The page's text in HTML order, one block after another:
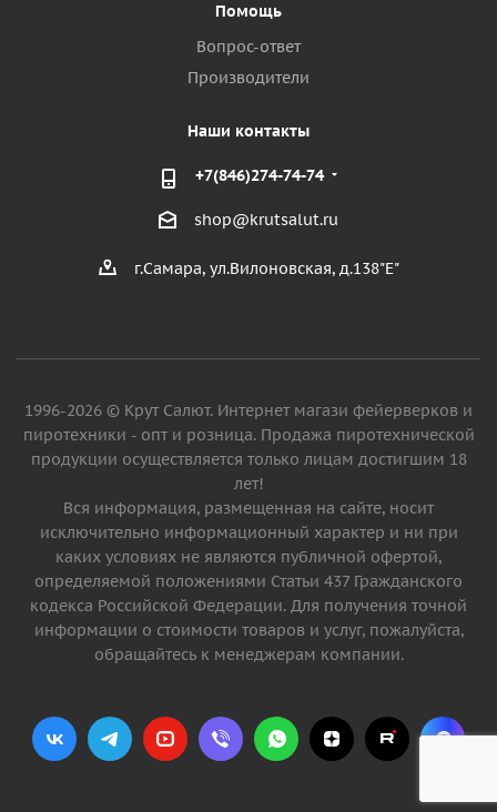
Помощь
Вопрос-ответ
Производители
Наши контакты
+7(846)274-74-74
shop@krutsalut.ru
г.Самара, ул.Вилоновская, д.138"Е"
1996-2026 © Крут Салют. Интернет магази фейерверков и
пиротехники - опт и розница. Продажа пиротехнической
продукции осуществляется только лицам достигшим 18
лет!
Вся информация, размещенная на сайте, носит
исключительно информационный характер и ни при
каких условиях не являются публичной офертой,
определяемой положениями Статьи 437 Гражданского
кодекса Российской Федерации. Для получения точной
информации о стоимости товаров и услуг, пожалуйста,
обращайтесь к менеджерам компании.